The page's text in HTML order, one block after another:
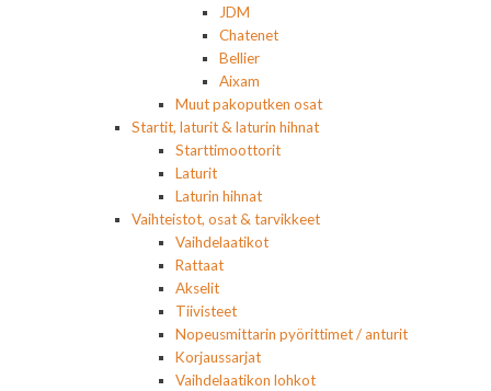
JDM
Chatenet
Bellier
Aixam
Muut pakoputken osat
Startit, laturit & laturin hihnat
Starttimoottorit
Laturit
Laturin hihnat
Vaihteistot, osat & tarvikkeet
Vaihdelaatikot
Rattaat
Akselit
Tiivisteet
Nopeusmittarin pyörittimet / anturit
Korjaussarjat
Vaihdelaatikon lohkot